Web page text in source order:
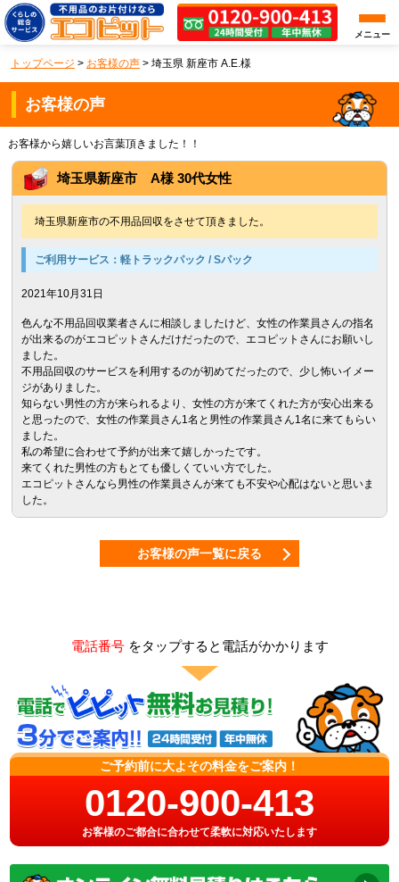
メニュー
トップページ > お客様の声 > 埼玉県 新座市 A.E.様
お客様の声
お客様から嬉しいお言葉頂きました！！
埼玉県新座市 A様 30代女性
埼玉県新座市の不用品回収をさせて頂きました。
ご利用サービス：軽トラックパック / Sパック
2021年10月31日
色んな不用品回収業者さんに相談しましたけど、女性の作業員さんの指名
が出来るのがエコピットさんだけだったので、エコピットさんにお願いし
ました。
不用品回収のサービスを利用するのが初めてだったので、少し怖いイメー
ジがありました。
知らない男性の方が来られるより、女性の方が来てくれた方が安心出来る
と思ったので、女性の作業員さん1名と男性の作業員さん1名に来てもらい
ました。
私の希望に合わせて予約が出来て嬉しかったです。
来てくれた男性の方もとても優しくていい方でした。
エコピットさんなら男性の作業員さんが来ても不安や心配はないと思いま
した。
お客様の声一覧に戻る
電話番号をタップすると電話がかかります
ご予約前に大よその料金をご案内！
0120-900-413
お客様のご都合に合わせて柔軟に対応いたします